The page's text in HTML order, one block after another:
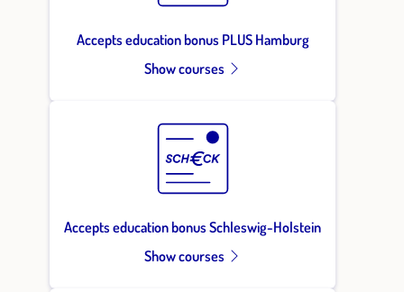
Accepts education bonus PLUS Hamburg
Show courses
Accepts education bonus Schleswig-Holstein
Show courses